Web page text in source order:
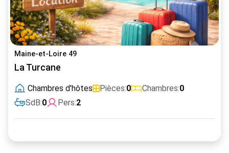
Maine-et-Loire 49
La Turcane
Chambres d'hôtes Pièces:0 Chambres:0
SdB:0 Pers:2